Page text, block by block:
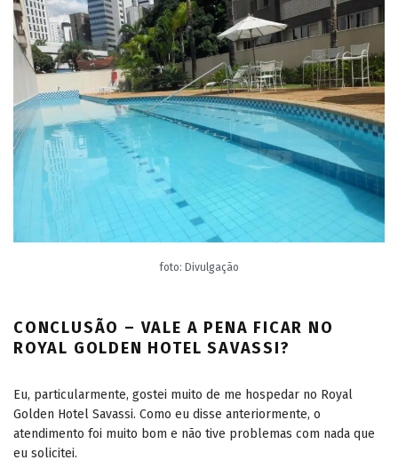
foto: Divulgação
CONCLUSÃO – VALE A PENA FICAR NO
ROYAL GOLDEN HOTEL SAVASSI?
Eu, particularmente, gostei muito de me hospedar no Royal
Golden Hotel Savassi. Como eu disse anteriormente, o
atendimento foi muito bom e não tive problemas com nada que
eu solicitei.